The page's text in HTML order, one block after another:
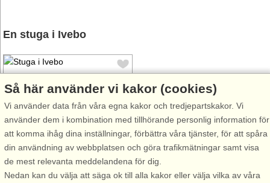
En stuga i Ivebo
Stugnr: 34538
Ivebo
6 personer, 70 m²
300 m till sjö/hav:.
Så här använder vi kakor (cookies)
Vi använder data från våra egna kakor och tredjepartskakor. Vi
använder dem i kombination med tillhörande personlig information för
att komma ihåg dina inställningar, förbättra våra tjänster, för att spåra
din användning av webbplatsen och göra trafikmätningar samt visa
de mest relevanta meddelandena för dig.
Nedan kan du välja att säga ok till alla kakor eller välja vilka av våra